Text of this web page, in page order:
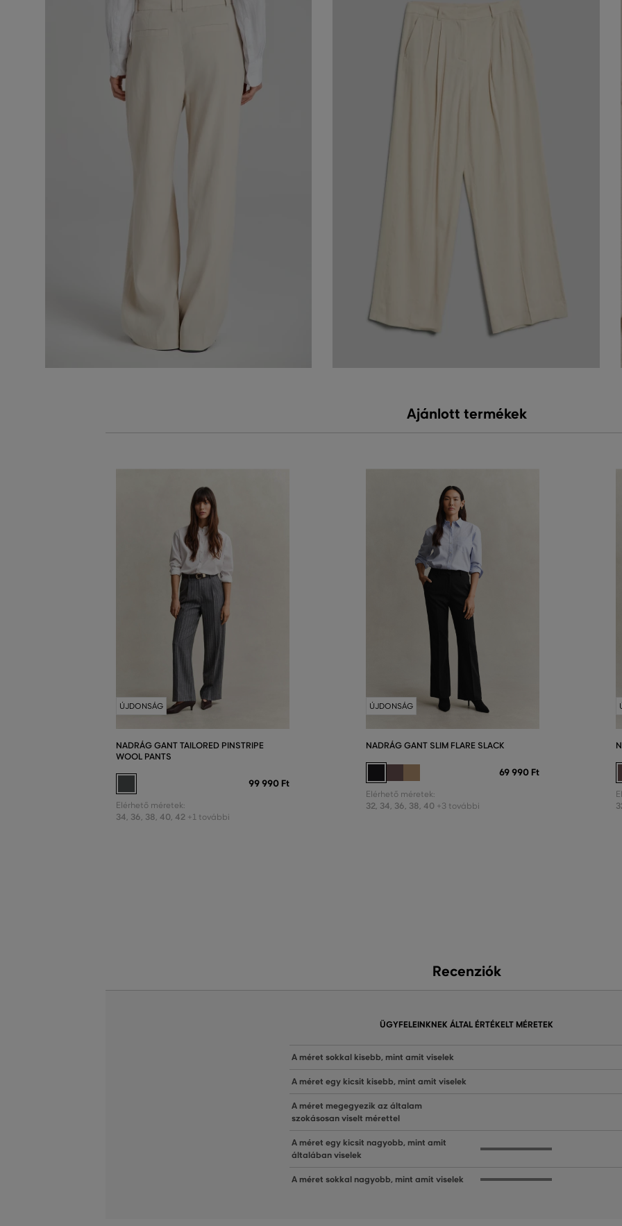
Ajánlott termékek
ÚJDONSÁG
NADRÁG GANT TAILORED PINSTRIPE
WOOL PANTS
99 990 Ft
Elérhető méretek:
34, 36, 38, 40, 42 +1 további
ÚJDONSÁG
NADRÁG GANT SLIM FLARE SLACK
69 990 Ft
Elérhető méretek:
32, 34, 36, 38, 40 +3 további
Recenziók
ÜGYFELEINKNEK ÁLTAL ÉRTÉKELT MÉRETEK
A méret sokkal kisebb, mint amit viselek
A méret egy kicsit kisebb, mint amit viselek
A méret megegyezik az általam
szokásosan viselt mérettel
A méret egy kicsit nagyobb, mint amit
általában viselek
A méret sokkal nagyobb, mint amit viselek